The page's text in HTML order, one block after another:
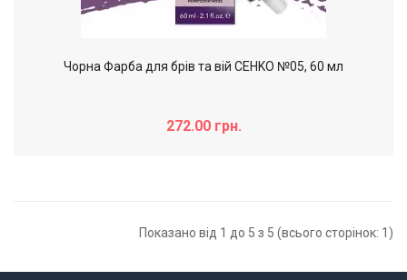
Чорна Фарба для брів та вій CEHKO №05, 60 мл
272.00 грн.
Показано від 1 до 5 з 5 (всього сторінок: 1)